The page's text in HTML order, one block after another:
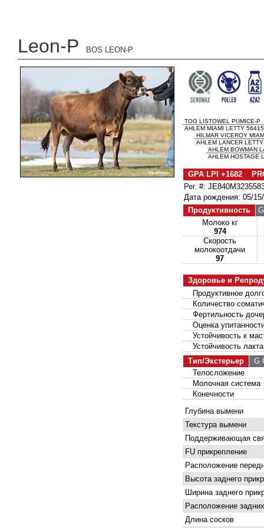
Leon-P BOS LEON-P
TOG LISTOWEL PUMICE-P
AHLEM MIAMI LETTY
HILMAR VICEROY
AHLEM LANCER
AHLEM BOWMAN
AHLEM HOSTAGE
GPA LPI +1682
Рег. #:
Дата рождения: 05/
Продуктивность
Молоко кг
974
Скорость
молокоотдачи
97
Здоровье и
Продуктивное
Количество
Фертильность
Оценка
Устойчивость к
Устойчивость
Тип/Экстерьер
G
Телосложение
Молочная система
Конечности
Глубина вымени
Текстура вымени
Поддерживающая
FU прикрепление
Расположение
Высота заднего
Ширина заднего
Расположение
Длина сосков